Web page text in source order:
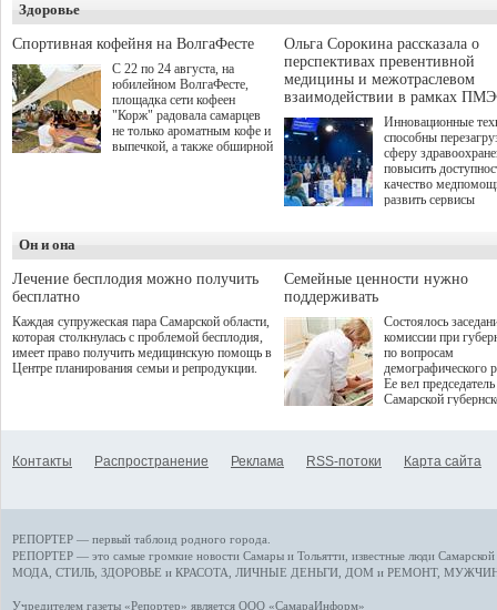
а сам он
Здоровье
Спортивная кофейня на ВолгаФесте
С 22 по 24 августа, на
юбилейном ВолгаФесте,
площадка сети кофеен
"Корж" радовала самарцев
не только ароматным кофе и
выпечкой, а также обширной
Ольга Сорокина рассказала о
перспективах превентивной
медицины и межотраслевом
взаимодействии в рамках
Инновационные
способны
сферу
повысить
качество
развить сервисы
определенными
К ним можно
возникающие при
данными
более динамичного
проникновения
сегмент
отраслевое
рассказала Ольга
ходе сессии
качества жизни" в
ПМЭФ 2025. В
Он и она
Лечение бесплодия можно получить
бесплатно
Каждая супружеская пара Самарской области,
которая столкнулась с проблемой бесплодия,
имеет право получить медицинскую помощь в
Центре планирования семьи и репродукции.
Семейные ценности нужно
поддерживать
Состоялось
комиссии при
по вопросам
демографического
Ее вел председатель
Самарской
Контакты Распространение Реклама RSS-потоки Карта сайта
РЕПОРТЕР — первый таблоид родного города.
РЕПОРТЕР — это самые громкие новости Самары и Тольятти, известные люди
МОДА, СТИЛЬ ЗДОРОВЬЕ и КРАСОТА ЛИЧНЫЕ ДЕНЬГИ ДОМ и РЕМОНТ,
Учредителем газеты «Репортер» является ООО «СамараИнформ»